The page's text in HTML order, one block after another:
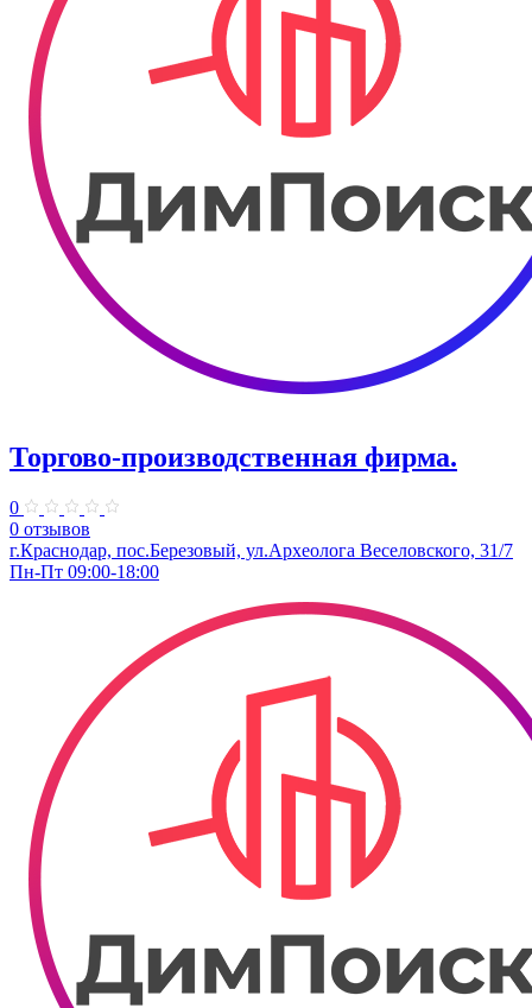
Торгово-производственная фирма.
0
0 отзывов
г.Краснодар, пос.Березовый, ул.Археолога Веселовского, 31/7
Пн-Пт 09:00-18:00